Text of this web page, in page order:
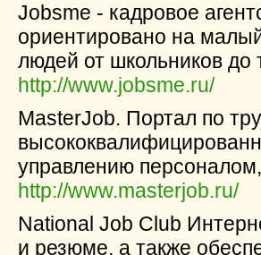
Jobsme - кадровое
ориентировано на
людей от школьников до
http://www.jobsme.ru/
MasterJob. Портал по
управлению
http://www.masterjob.ru/
National Job Club
и резюме, а также